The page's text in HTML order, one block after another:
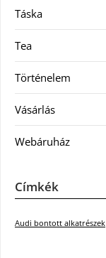
Táska
Tea
Történelem
Vásárlás
Webáruház
Címkék
Audi bontott alkatrészek